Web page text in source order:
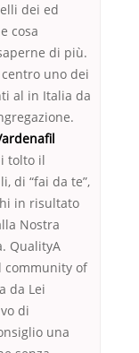
dei ed
cosa
di più.
uno dei
al in Italia da
tolto il
di “fai da te”,
in risultato
Nostra
QualityA
community of
da Lei
di
una